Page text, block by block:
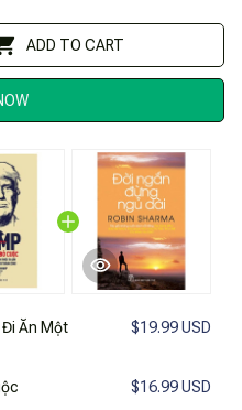
ADD TO CART
Ăn Một
$19.99 USD
$16.99 USD